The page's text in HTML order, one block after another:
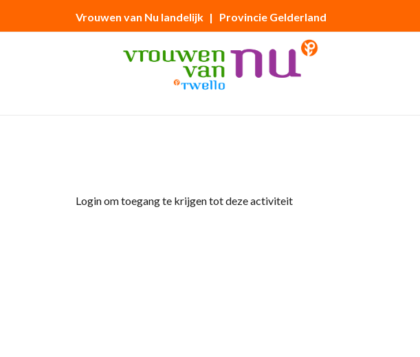
Vrouwen van Nu landelijk | Provincie Gelderland
Login om toegang te krijgen tot deze activiteit